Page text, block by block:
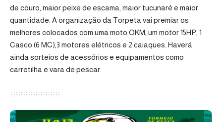
de couro, maior peixe de escama, maior tucunaré e maior
quantidade. A organização da Torpeta vai premiar os
melhores colocados com uma moto OKM, um motor 15HP, 1
Casco (6 MC),3 motores elétricos e 2 caiaques. Haverá
ainda sorteios de acessórios e equipamentos como
carretilha e vara de pescar.